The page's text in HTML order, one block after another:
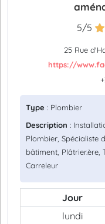
5/5
25 Rue
https://
Type : Plombier
Description :
Plombier, Spécialiste
bâtiment, Plâtrier.ère,
Carreleur
Jour
lundi